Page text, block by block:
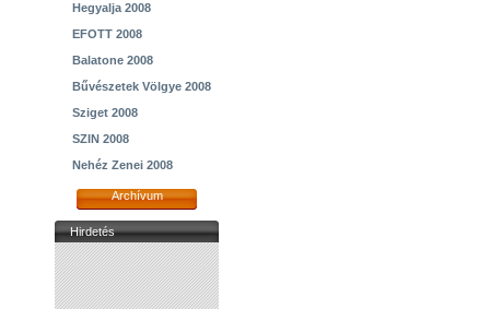
Hegyalja 2008
EFOTT 2008
Balatone 2008
Bűvészetek Völgye 2008
Sziget 2008
SZIN 2008
Nehéz Zenei 2008
Archívum
Hirdetés